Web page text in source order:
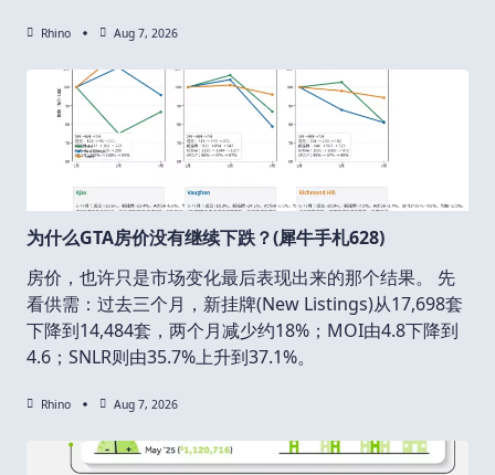
Rhino Aug 7, 2026
为什么GTA房价没有继续下跌？(犀牛手札628)
房价，也许只是市场变化最后表现出来的那个结果。 先
看供需：过去三个月，新挂牌(New Listings)从17,698套
下降到14,484套，两个月减少约18%；MOI由4.8下降到
4.6；SNLR则由35.7%上升到37.1%。
Rhino Aug 7, 2026